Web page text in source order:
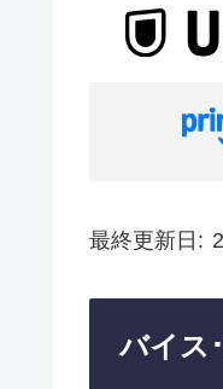
最終更新日
バイス